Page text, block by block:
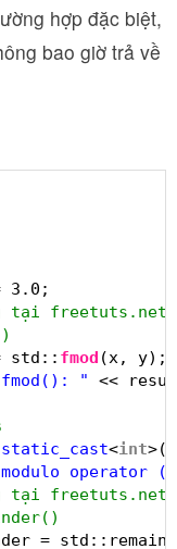
hợp đặc biệt,
bao giờ trả về
3.0;
tại freetuts.net
std:: fmod (x, y);
" <<
static_cast<int
operator
tại freetuts.net
=